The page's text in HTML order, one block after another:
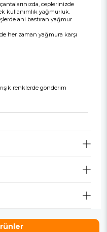
ceplerinizde
kullanımlık yağmurluk.
ani bastıran yağmur
her zaman yağmura karşı
renklerde gönderim